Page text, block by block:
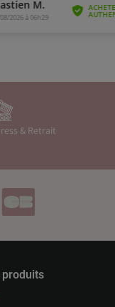
& Retrait
produits